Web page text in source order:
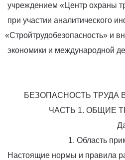
учреждением «Центр охраны
при участии аналитического
«Стройтрудобезопасность» и
экономики и международной
БЕЗОПАСНОСТЬ ТРУДА
ЧАСТЬ 1. ОБЩИЕ
1. Область
Настоящие нормы и правила